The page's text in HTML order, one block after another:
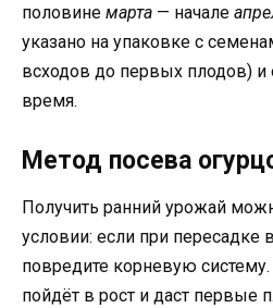
половине марта — начале
указано на упаковке с
всходов до первых плодов) и
время.
Метод посева
Получить ранний урожай
условии: если при пересадке
повредите корневую
пойдёт в рост и даст первые